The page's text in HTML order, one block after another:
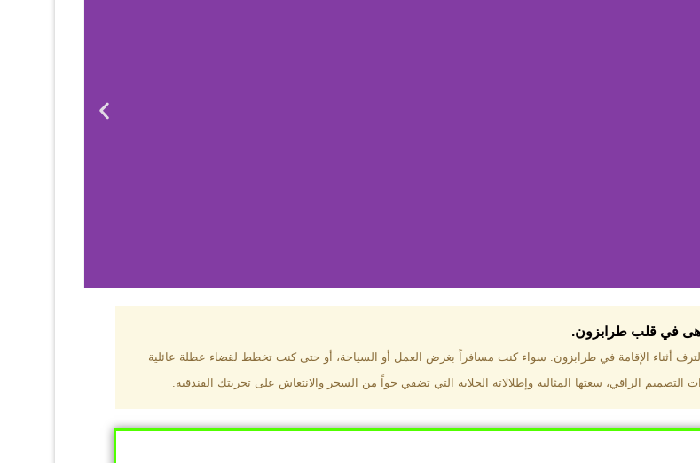
دبل تري هيلتون طرابزون؟
تشمل مسبحًا داخليًا، سبا، صالة ألعاب رياضية، ومطاعم عالمية.
في قلب طرابزون.​
أثناء الإقامة في طرابزون. سواء كنت مسافراً بغرض العمل أو السياحة، أو حتى كنت تخطط لقضاء عطلة عائلية
الراقي، سعتها المثالية وإطلالاته الخلابة التي تضفي جواً من السحر والانتعاش على تجربتك الفندقية.